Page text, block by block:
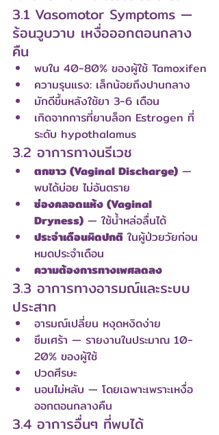
3.1 Vasomotor Symptoms —
ร้อนวูบวาบ เหงื่อออกตอนกลาง
คืน
พบใน 40-80% ของผู้ใช้ Tamoxifen
ความรุนแรง: เล็กน้อยถึงปานกลาง
มักดีขึ้นหลังใช้ยา 3-6 เดือน
เกิดจากการที่ยาบล็อก Estrogen ที่
ระดับ hypothalamus
3.2 อาการทางนรีเวช
ตกขาว (Vaginal Discharge) —
พบได้บ่อย ไม่อันตราย
ช่องคลอดแห้ง (Vaginal
Dryness) — ใช้น้ำหล่อลื่นได้
ประจำเดือนผิดปกติ ในผู้ป่วยวัยก่อน
หมดประจำเดือน
ความต้องการทางเพศลดลง
3.3 อาการทางอารมณ์และระบบ
ประสาท
อารมณ์เปลี่ยน หงุดหงิดง่าย
ซึมเศร้า — รายงานในประมาณ 10-
20% ของผู้ใช้
ปวดศีรษะ
นอนไม่หลับ — โดยเฉพาะเพราะเหงื่อ
ออกตอนกลางคืน
3.4 อาการอื่นๆ ที่พบได้